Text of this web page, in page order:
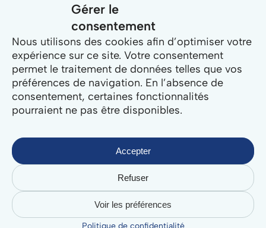
Gérer le
consentement
Nous utilisons des cookies afin d’optimiser votre
expérience sur ce site. Votre consentement
permet le traitement de données telles que vos
préférences de navigation. En l’absence de
consentement, certaines fonctionnalités
pourraient ne pas être disponibles.
Accepter
Refuser
Voir les préférences
Politique de confidentialité
Évènements
Nos équipes témoignent
Population
Relation Usagers
Sécurité
Témoignages
Tous les articles